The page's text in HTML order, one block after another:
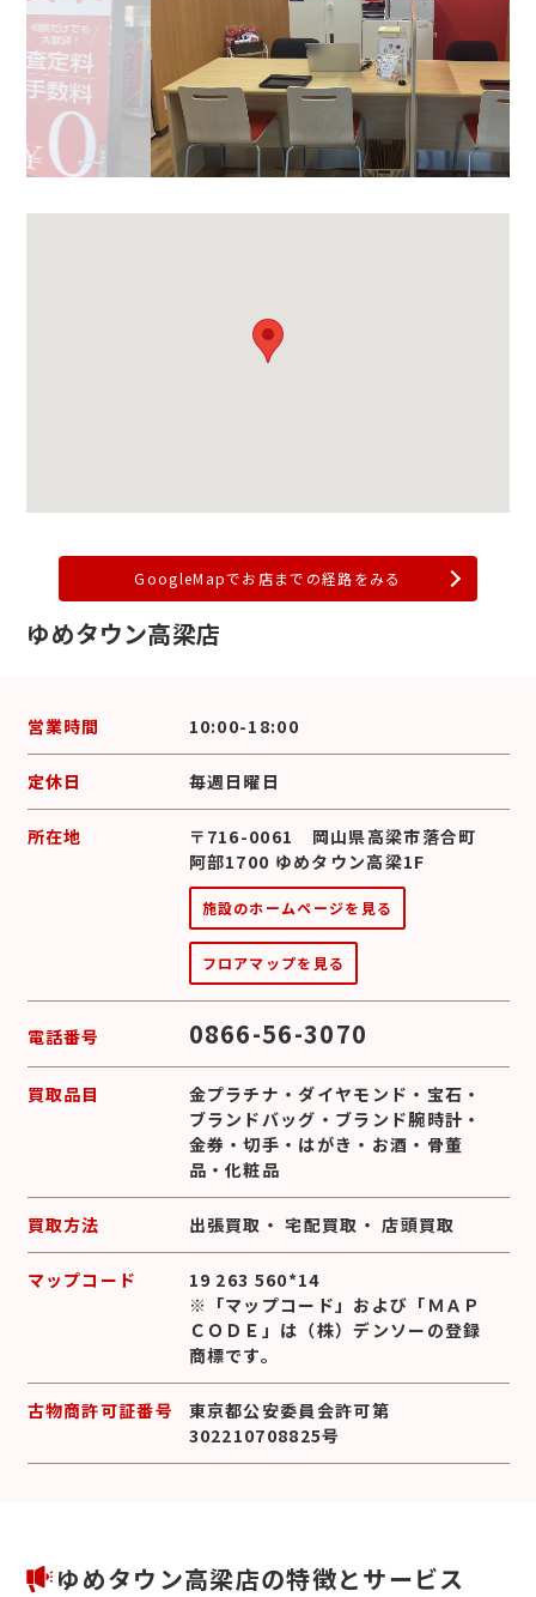
GoogleMapでお店までの経路をみる
ゆめタウン高梁店
営業時間 10:00-18:00
定休日 毎週日曜日
所在地
〒716-0061 岡山県高梁市落合町
阿部1700 ゆめタウン高梁1F
施設のホームページを見る
フロアマップを見る
電話番号 0866-56-3070
買取品目 金プラチナ ・ダイヤモンド ・ 宝石 ・
ブランドバッグ ・ ブランド腕時計 ・
金券 ・切手 ・ はがき ・ お酒 ・ 骨董
品 ・化粧品
買取方法 出張買取 ・宅配買取 ・店頭買取
マップコード
19 263 560*14
※「マップコード」および「ＭＡＰ
ＣＯＤＥ」は（株）デンソーの登録
商標です。
古物商許可証番号
東京都公安委員会許可第
302210708825号
ゆめタウン高梁店の特徴とサービス